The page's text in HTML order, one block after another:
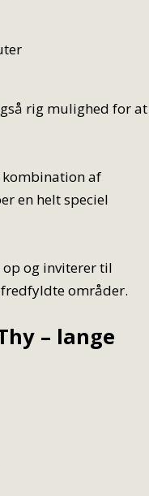
rig mulighed for at
kombination af
en helt speciel
op og inviterer til
områder.
– lange